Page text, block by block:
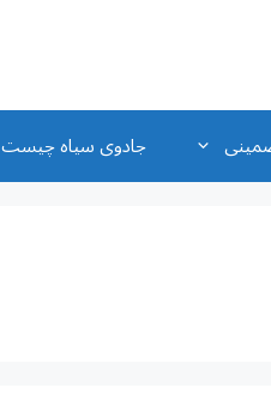
جادوی سیاه چیست